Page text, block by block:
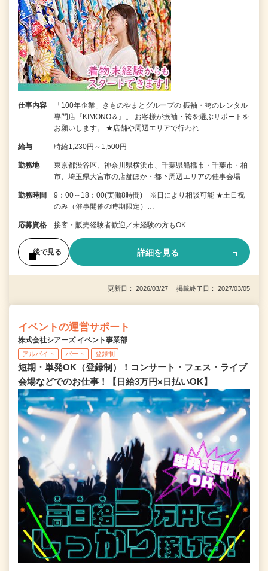
仕事内容
「100年企業」きものやまとグループの 振袖・袴のレンタル
専門店『KIMONO＆』。 お客様が振袖・袴を選ぶサポートを
お願いします。 ★店舗や周辺エリアで行われ…
給与 時給1,230円～1,500円
勤務地
東京都渋谷区、神奈川県横浜市、千葉県船橋市・千葉市・柏
市、埼玉県大宮市の店舗ほか・都下周辺エリアの催事会場
勤務時間
9：00～18：00(実働8時間) ※日により相談可能 ★土日祝
のみ（催事開催の時期限定）…
応募資格 接客・販売経験者歓迎／未経験の方もOK
後で見る 詳細を見る
更新日： 2026/03/27 掲載終了日： 2027/03/05
イベントの運営サポート
株式会社シアーズ イベント事業部
アルバイト パート 登録制
短期・単発OK（登録制）！コンサート・フェス・ライブ
会場などでのお仕事！【日給3万円×日払いOK】